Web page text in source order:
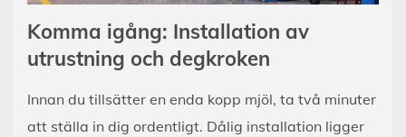
Komma igång: Installation av
utrustning och degkroken
Innan du tillsätter en enda kopp mjöl, ta två minuter
att ställa in dig ordentligt. Dålig installation ligger